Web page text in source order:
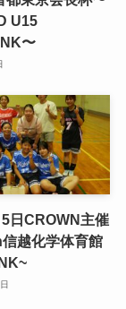
U15
〜
日CROWN主催
越化学体育館